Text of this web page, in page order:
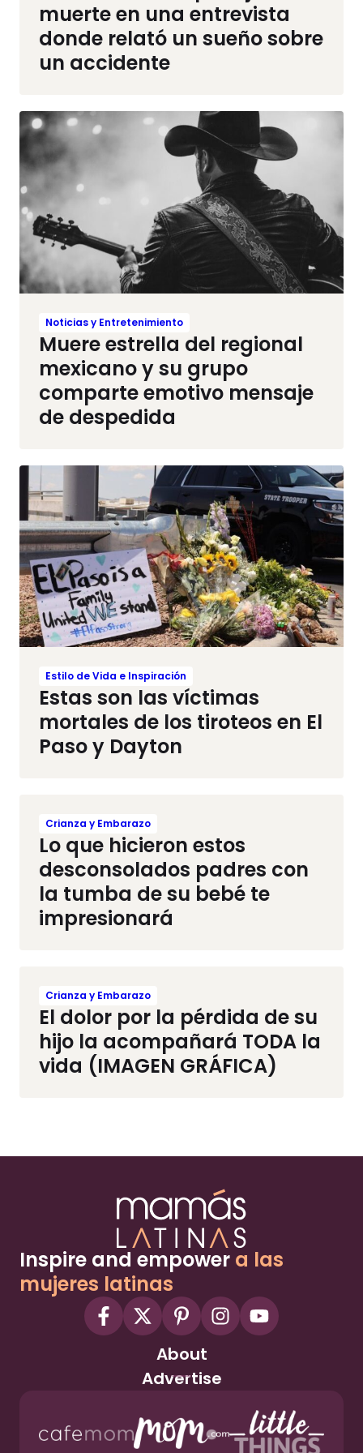
muerte en una entrevista
donde relató un sueño sobre
un accidente
Noticias y Entretenimiento
Muere estrella del regional
mexicano y su grupo
comparte emotivo mensaje
de despedida
Estilo de Vida e Inspiración
Estas son las víctimas
mortales de los tiroteos en El
Paso y Dayton
Crianza y Embarazo
Lo que hicieron estos
desconsolados padres con
la tumba de su bebé te
impresionará
Crianza y Embarazo
El dolor por la pérdida de su
hijo la acompañará TODA la
vida (IMAGEN GRÁFICA)
Inspire and empower a las
mujeres latinas
About
Advertise